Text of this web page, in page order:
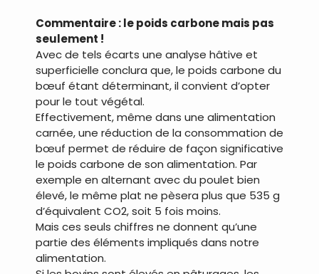
Commentaire : le poids carbone mais pas
seulement !
Avec de tels écarts une analyse hâtive et
superficielle conclura que, le poids carbone du
bœuf étant déterminant, il convient d’opter
pour le tout végétal.
Effectivement, même dans une alimentation
carnée, une réduction de la consommation de
bœuf permet de réduire de façon significative
le poids carbone de son alimentation. Par
exemple en alternant avec du poulet bien
élevé, le même plat ne pèsera plus que 535 g
d’équivalent CO2, soit 5 fois moins.
Mais ces seuls chiffres ne donnent qu’une
partie des éléments impliqués dans notre
alimentation.